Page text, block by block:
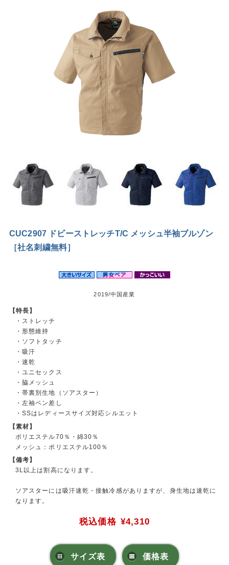
CUC2907 ドビーストレッチT/C メッシュ半袖ブルゾン
［社名刺繍無料］
2019/中国産業
【特長】
・ストレッチ
・形態維持
・ソフトタッチ
・吸汗
・速乾
・ユニセックス
・脇メッシュ
・帯裏別生地（ソアスター）
・左袖ペン差し
・SSはレディースサイズ対応シルエット
【素材】
ポリエステル70％・綿30％
メッシュ：ポリエステル100％
【備考】
3L以上は割高になります。
ソアスターには吸汗速乾・接触冷感がありますが、身生地は速乾に
なります。
税込価格 ¥4,310
サイズ表 価格表